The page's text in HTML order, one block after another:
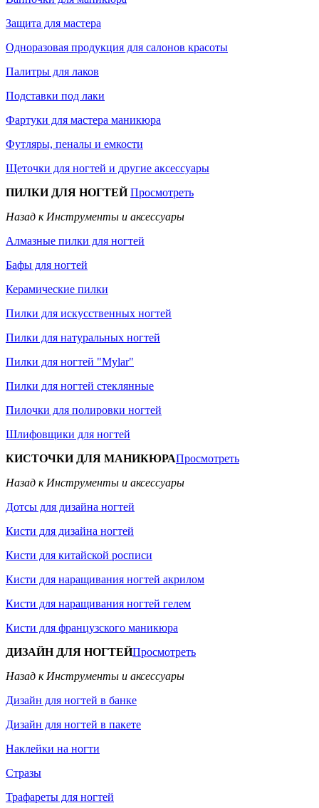
Защита для мастера
Одноразовая продукция для салонов красоты
Палитры для лаков
Подставки под лаки
Фартуки для мастера маникюра
Футляры, пеналы и емкости
Щеточки для ногтей и другие аксессуары
ПИЛКИ ДЛЯ НОГТЕЙПросмотреть
Назад к Инструменты и аксессуары
Алмазные пилки для ногтей
Бафы для ногтей
Керамические пилки
Пилки для искусственных ногтей
Пилки для натуральных ногтей
Пилки для ногтей "Mylar"
Пилки для ногтей стеклянные
Пилочки для полировки ногтей
Шлифовщики для ногтей
КИСТОЧКИ ДЛЯ МАНИКЮРАПросмотреть
Назад к Инструменты и аксессуары
Дотсы для дизайна ногтей
Кисти для дизайна ногтей
Кисти для китайской росписи
Кисти для наращивания ногтей акрилом
Кисти для наращивания ногтей гелем
Кисти для французского маникюра
ДИЗАЙН ДЛЯ НОГТЕЙПросмотреть
Назад к Инструменты и аксессуары
Дизайн для ногтей в банке
Дизайн для ногтей в пакете
Наклейки на ногти
Стразы
Трафареты для ногтей